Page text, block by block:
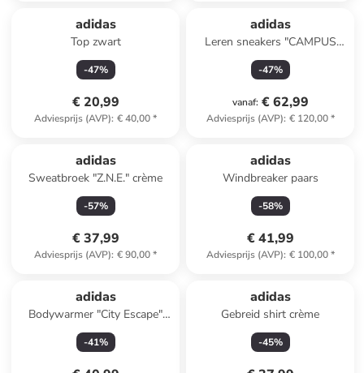
adidas
Top zwart
-47%
€ 20,99
Adviesprijs (AVP): € 40,00*
adidas
Leren sneakers "CAMPUS
00s" kaki
-47%
vanaf: € 62,99
Adviesprijs (AVP): € 120,00*
adidas
Sweatbroek "Z.N.E." crème
-57%
€ 37,99
Adviesprijs (AVP): € 90,00*
adidas
Windbreaker paars
-58%
€ 41,99
Adviesprijs (AVP): € 100,00*
adidas
Bodywarmer "City Escape"
grijs
-41%
adidas
Gebreid shirt crème
-45%